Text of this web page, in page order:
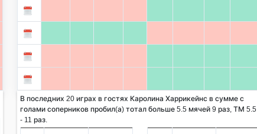
В последних 20 играх в гостях Каролина Харрикейнс в сумме с
голами соперников пробил(а) тотал больше 5.5 мячей 9 раз, ТМ 5.5
- 11 раз.